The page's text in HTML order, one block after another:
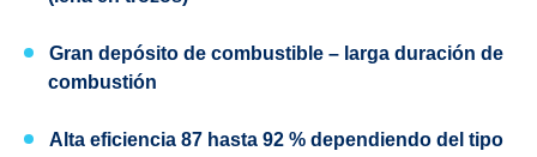
Gran depósito de combustible – larga duración de
combustión
Alta eficiencia 87 hasta 92 % dependiendo del tipo